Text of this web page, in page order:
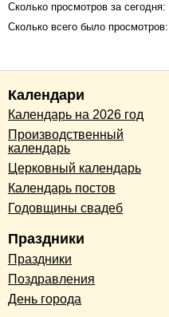
Сколько просмотров за сегодня:
Сколько всего было
Календари
Календарь на 2026 год
Производственный
календарь
Церковный календарь
Календарь постов
Годовщины свадеб
Праздники
Праздники
Поздравления
День города